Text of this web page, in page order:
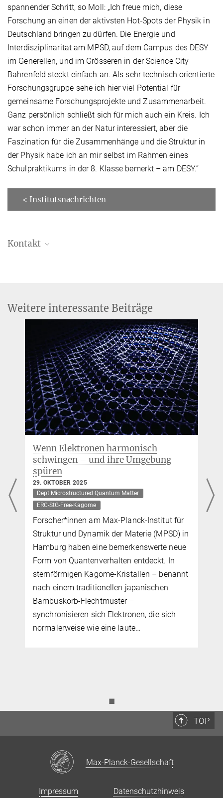
spannender Schritt, so Moll: „Ich freue mich, diese
Forschung an einen der aktivsten Hot-Spots der Physik in
Deutschland bringen zu dürfen. Die Energie und
Interdisziplinarität am MPSD, auf dem Campus des DESY
im Generellen, und im Grösseren in der Science City
Bahrenfeld steckt einfach an. Als sehr technisch orientierte
Forschungsgruppe sehe ich hier viel Potential für
gemeinsame Forschungsprojekte und Zusammenarbeit.
Ganz persönlich schließt sich für mich auch ein Kreis. Ich
war schon immer an der Natur interessiert, aber die
Faszination für die Zusammenhänge und die Struktur in
der Physik habe ich an mir selbst im Rahmen eines
Schulpraktikums in der 8. Klasse bemerkt – am DESY.“
< Institutsnachrichten
Kontakt
Weitere interessante Beiträge
Wenn Elektronen harmonisch
schwingen – und ihre Umgebung
spüren
29. OKTOBER 2025
Dept Microstructured Quantum Matter
ERC-StG-Free-Kagome
Forscher*innen am Max-Planck-Institut für
Struktur und Dynamik der Materie (MPSD) in
Hamburg haben eine bemerkenswerte neue
Form von Quantenverhalten entdeckt. In
sternförmigen Kagome-Kristallen – benannt
nach einem traditionellen japanischen
Bambuskorb-Flechtmuster –
synchronisieren sich Elektronen, die sich
normalerweise wie eine laute…
◼
TOP
Max-Planck-Gesellschaft
Impressum Datenschutzhinweis